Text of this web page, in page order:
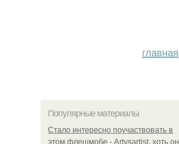
главная
Популярные материалы
Стало интересно поучаствовать в
этом флешмобе - Artvsartist, хоть он